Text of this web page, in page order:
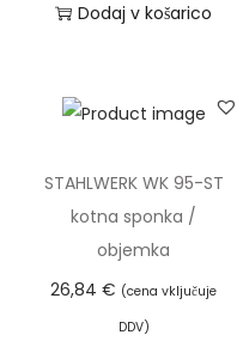
Dodaj v košarico
STAHLWERK WK 95-ST
kotna sponka /
objemka
26,84€ (cena vključuje
DDV)